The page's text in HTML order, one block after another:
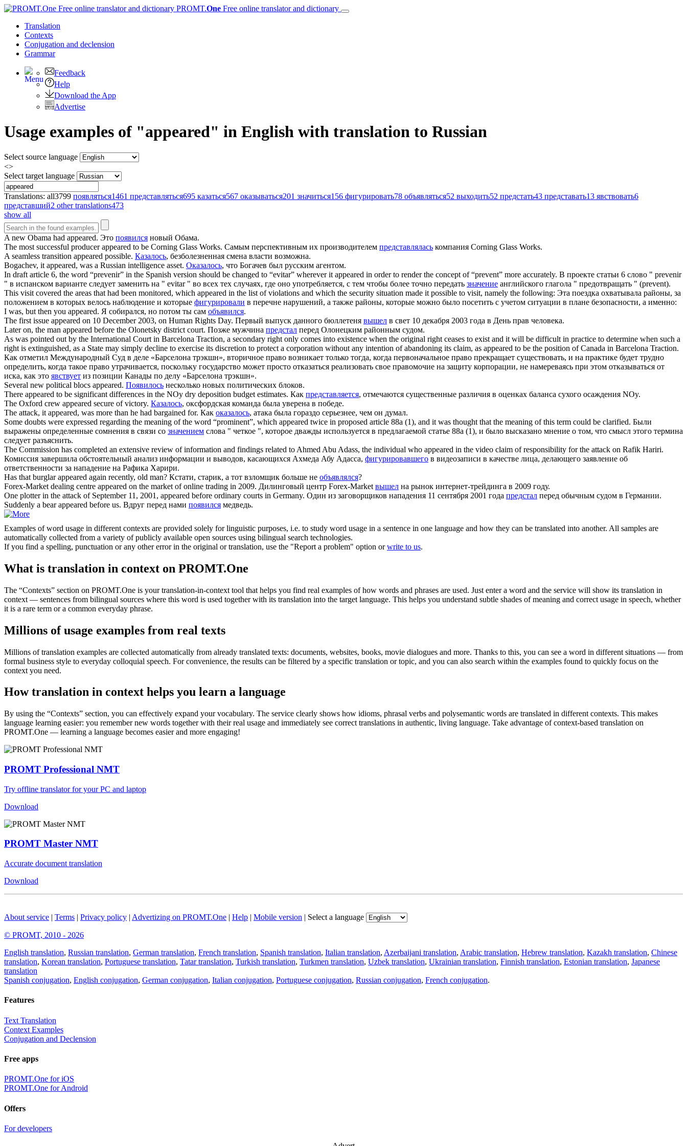
PROMT.One Free online translator and dictionary
Translation
Contexts
Conjugation and declension
Grammar
Feedback
Help
Download the App
Advertise
Usage examples of "appeared" in English with translation to Russian
Select source language
<>
Select target language
Translations: all3799 появляться1461 представляться695 казаться567 оказываться201 значиться156 фигурировать78 объявляться52 выходить52 предстать43 представать13 явствовать6
представший2 other translations473
show all
A new Obama had appeared. Это появился новый Обама.
The most successful producerappeared to be Corning Glass Works. Самым перспективным их производителем представлялась компания Corning Glass Works.
A seamless transition appeared possible. Казалось, безболезненная смена власти возможна.
Bogachev, it appeared, was a Russian intelligence asset. Оказалось, что Богачев был русским агентом.
In draft article 6, the word “prevenir” in the Spanish version should be changed to “evitar” wherever it appeared in order to render the concept of “prevent” more accurately. В проекте статьи 6 слово " prevenir
" в испанском варианте следует заменить на " evitar " во всех тех случаях, где оно употребляется, с тем чтобы более точно передать значение английского глагола " предотвращать " (prevent).
This visit covered the areas that had been monitored, which appeared in the list of violations and which the security situation made it possible to visit, namely the following: Эта поездка охватывала районы, за
положением в которых велось наблюдение и которые фигурировали в перечне нарушений, а также районы, которые можно было посетить с учетом ситуации в плане безопасности, а именно:
I was, but then you appeared. Я собирался, но потом ты сам объявился.
The first issue appeared on 10 December 2003, on Human Rights Day. Первый выпуск данного бюллетеня вышел в свет 10 декабря 2003 года в День прав человека.
Later on, the man appeared before the Olonetsky district court. Позже мужчина предстал перед Олонецким районным судом.
As was pointed out by the International Court in Barcelona Traction, a secondary right only comes into existence when the original right ceases to exist and it will be difficult in practice to determine when such a
right is extinguished, as a State may simply decline to exercise its discretion to protect a corporation without any intention of abandoning its claim, as appeared to be the position of Canada in Barcelona Traction.
Как отметил Международный Суд в деле «Барселона трэкшн», вторичное право возникает только тогда, когда первоначальное право прекращает существовать, и на практике будет трудно
определить, когда такое право утрачивается, поскольку государство может просто отказаться реализовать свое правомочие на защиту корпорации, не намереваясь при этом отказываться от
иска, как это явствует из позиции Канады по делу «Барселона трэкшн».
Several new political blocs appeared. Появилось несколько новых политических блоков.
There appeared to be significant differences in the NOy dry deposition budget estimates. Как представляется, отмечаются существенные различия в оценках баланса сухого осаждения NOy.
The Oxford crew appeared secure of victory. Казалось, оксфордская команда была уверена в победе.
The attack, it appeared, was more than he had bargained for. Как оказалось, атака была гораздо серьезнее, чем он думал.
Some doubts were expressed regarding the meaning of the word “prominent”, which appeared twice in proposed article 88a (1), and it was thought that the meaning of this term could be clarified. Были
выражены определенные сомнения в связи со значением слова " четкое ", которое дважды используется в предлагаемой статье 88а (1), и было высказано мнение о том, что смысл этого термина
следует разъяснить.
The Commission has completed an extensive review of information and findings related to Ahmed Abu Adass, the individual who appeared in the video claim of responsibility for the attack on Rafik Hariri.
Комиссия завершила обстоятельный анализ информации и выводов, касающихся Ахмеда Абу Адасса, фигурировавшего в видеозаписи в качестве лица, делающего заявление об
ответственности за нападение на Рафика Харири.
Has that burglarappeared again recently, old man? Кстати, старик, а тот взломщик больше не объявлялся?
Forex-Market dealing centre appeared on the market of online trading in 2009. Дилинговый центр Forex-Market вышел на рынок интернет-трейдинга в 2009 году.
One plotter in the attack of September 11, 2001, appeared before ordinary courts in Germany. Один из заговорщиков нападения 11 сентября 2001 года предстал перед обычным судом в Германии.
Suddenly a bearappeared before us. Вдруг перед нами появился медведь.
Examples of word usage in different contexts are provided solely for linguistic purposes, i.e. to study word usage in a sentence in one language and how they can be translated into another. All samples are
automatically collected from a variety of publicly available open sources using bilingual search technologies.
If you find a spelling, punctuation or any other error in the original or translation, use the "Report a problem" option orwrite to us.
What is translation in context on PROMT.One
The “Contexts” section on PROMT.One is your translation-in-context tool that helps you find real examples of how words and phrases are used. Just enter a word and the service will show its translation in
context — sentences from bilingual sources where this word is used together with its translation into the target language. This helps you understand subtle shades of meaning and correct usage in speech, whether
it is a rare term or a common everyday phrase.
Millions of usage examples from real texts
Millions of translation examples are collected automatically from already translated texts: documents, websites, books, movie dialogues and more. Thanks to this, you can see a word in different situations — from
formal business style to everyday colloquial speech. For convenience, the results can be filtered by a specific translation or topic, and you can also search within the examples found to quickly focus on the
context you need.
How translation in context helps you learn a language
By using the “Contexts” section, you can effectively expand your vocabulary. The service clearly shows how idioms, phrasal verbs and polysemantic words are translated in different contexts. This makes
language learning easier: you remember new words together with their real usage and immediately see correct translations in authentic, living language. Take advantage of context-based translation on
PROMT.One — learning a language becomes easier and more engaging!
PROMT Professional NMT
Try offline translator for your PC and laptop
Download
PROMT Master NMT
Accurate document translation
Download
About service | Terms | Privacy policy | Advertizing on PROMT.One | Help | Mobile version | Select a language
© PROMT, 2010 - 2026
English translation, Russian translation, German translation, French translation, Spanish translation, Italian translation, Azerbaijani translation, Arabic translation, Hebrew translation, Kazakh translation, Chinese
translation, Korean translation, Portuguese translation, Tatar translation, Turkish translation, Turkmen translation, Uzbek translation, Ukrainian translation, Finnish translation, Estonian translation, Japanese
translation
Spanish conjugation, English conjugation, German conjugation, Italian conjugation, Portuguese conjugation, Russian conjugation, French conjugation.
Features
Text Translation
Context Examples
Conjugation and Declension
Free apps
PROMT.One for iOS
PROMT.One for Android
Offers
For developers